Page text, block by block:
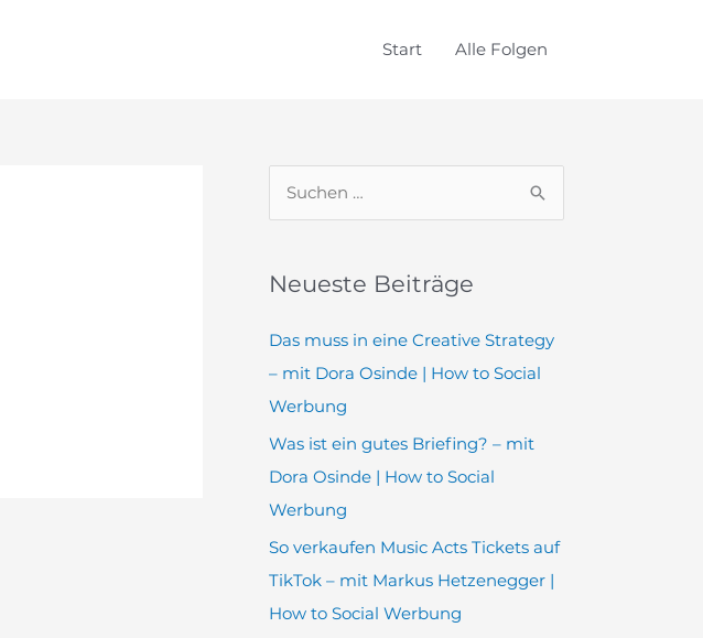
Start Alle Folgen
h
e
n
Neueste Beiträge
Das muss in eine Creative Strategy
– mit Dora Osinde | How to Social
Werbung
Was ist ein gutes Briefing? – mit
Dora Osinde | How to Social
Werbung
So verkaufen Music Acts Tickets auf
TikTok – mit Markus Hetzenegger |
How to Social Werbung